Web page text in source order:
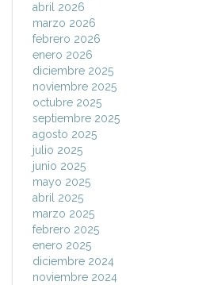
abril 2026
marzo 2026
febrero 2026
enero 2026
diciembre 2025
noviembre 2025
octubre 2025
septiembre 2025
agosto 2025
julio 2025
junio 2025
mayo 2025
abril 2025
marzo 2025
febrero 2025
enero 2025
diciembre 2024
noviembre 2024